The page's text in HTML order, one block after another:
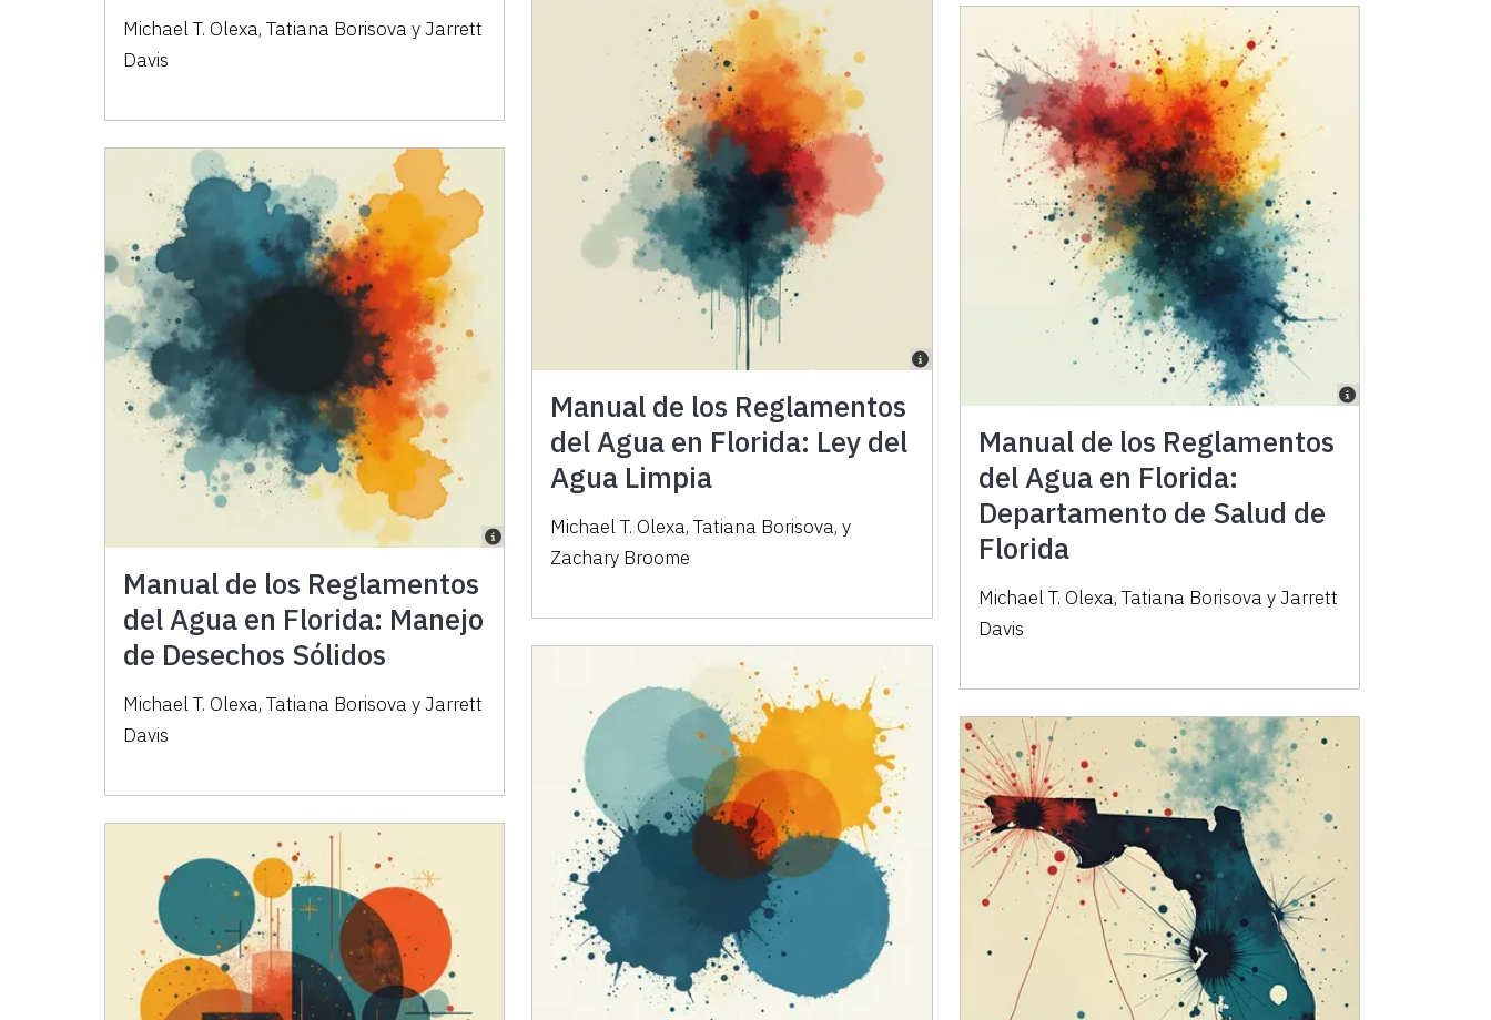
Michael T. Olexa, Tatiana Borisova y Jarrett
Davis
Manual de los Reglamentos
del Agua en Florida: Manejo
de Desechos Sólidos
Michael T. Olexa, Tatiana Borisova y Jarrett
Davis
Manual de los Reglamentos
del Agua en Florida: Ley del
Agua Limpia
Michael T. Olexa, Tatiana Borisova, y
Zachary Broome
Manual de los Reglamentos
del Agua en Florida:
Departamento de Salud de
Florida
Michael T. Olexa, Tatiana Borisova y Jarrett
Davis